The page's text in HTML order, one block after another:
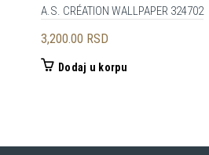
A.S. CRÉATION WALLPAPER 324702
3,200.00 RSD
Dodaj u korpu